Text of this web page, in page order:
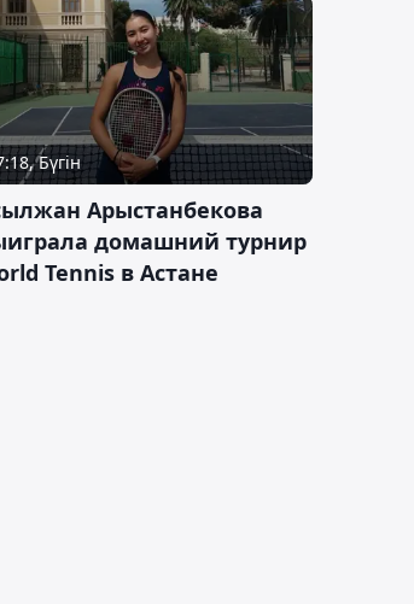
Бүгін
Арыстанбекова
домашний турнир
Tennis в Астане